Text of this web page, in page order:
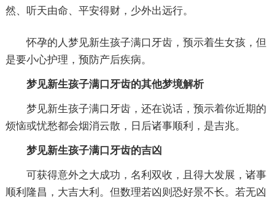
然、听天由命、平安得财，少外出远行。
怀孕的人梦见新生孩子满口牙齿，预示着生女孩，但
是要小心护理，预防产后疾病。
梦见新生孩子满口牙齿的其他梦境解析
梦见新生孩子满口牙齿，还在说话，预示着你近期的
烦恼或忧愁都会烟消云散，日后诸事顺利，是吉兆。
梦见新生孩子满口牙齿的吉凶
可获得意外之大成功，名利双收，且得大发展，诸事
顺利隆昌，大吉大利。但数理若凶则恐好景不长。若无凶